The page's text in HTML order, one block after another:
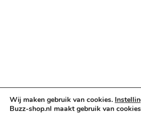
Algemene voorwaarden
Privacybeleid
Wij maken gebruik van cookies.
Buzz-shop.nl maakt gebruik van